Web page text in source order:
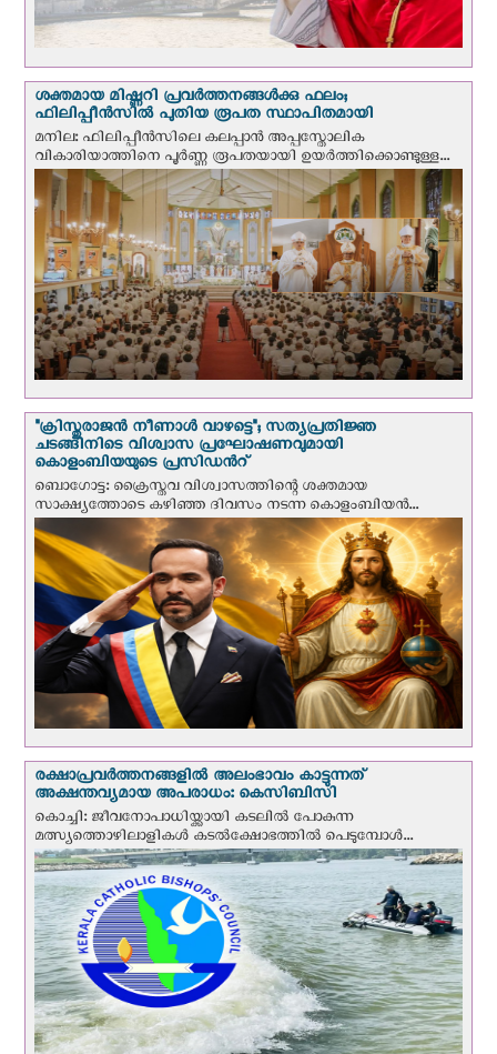
ശക്തമായ മിഷ്ണറി പ്രവർത്തനങ്ങൾക്കു ഫലം;
ഫിലിപ്പീൻസിൽ പുതിയ രൂപത സ്ഥാപിതമായി
മനില: ഫിലിപ്പീൻസിലെ കലപ്പാൻ അപ്പസ്തോലിക
വികാരിയാത്തിനെ പൂർണ്ണ രൂപതയായി ഉയർത്തിക്കൊണ്ടുള്ള...
"ക്രിസ്തുരാജന്‍ നീണാള്‍ വാഴട്ടെ"; സത്യപ്രതിജ്ഞ
ചടങ്ങിനിടെ വിശ്വാസ പ്രഘോഷണവുമായി
കൊളംബിയയുടെ പ്രസിഡന്‍റ്
ബൊഗോട്ട: ക്രൈസ്തവ വിശ്വാസത്തിന്റെ ശക്തമായ
സാക്ഷ്യത്തോടെ കഴിഞ്ഞ ദിവസം നടന്ന കൊളംബിയന്‍...
രക്ഷാപ്രവര്‍ത്തനങ്ങളില്‍ അലംഭാവം കാട്ടുന്നത്
അക്ഷന്തവ്യമായ അപരാധം: കെസിബിസി
കൊച്ചി: ജീവനോപാധിയ്ക്കായി കടലില്‍ പോകുന്ന
മത്സ്യത്തൊഴിലാളികള്‍ കടല്‍ക്ഷോഭത്തില്‍ പെടുമ്പോള്‍...